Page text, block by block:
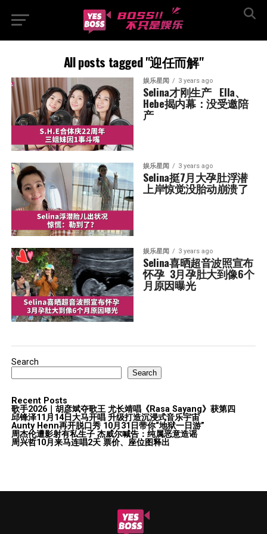
All posts tagged "迎任而解"
娱乐星闻 3 years ago
Selina才刚生产   Ella、
Hebe揭内幕：没受邀陪
产
娱乐星闻 3 years ago
Selina挺7月大孕肚浮潜
上岸惊觉没胎动崩溃了
娱乐星闻 3 years ago
Selina喜晒超音波照宣布
怀孕  3月孕肚大到像6个
月原因曝光
Search
Search
Recent Posts
歌手2026｜胡彦斌夺歌王 尤长靖唱《Rasa Sayang》获第四
邱锋泽11月14日大马开唱 升级打造沉浸式音乐宇宙
Aunty Henn再开脱口秀 10月31日带你“地狱一日游”
周杰伦遭影射有私生子 杰威尔喊告：纯属恶意造谣
周兴哲10月来马连唱2天 票价、座位图释出